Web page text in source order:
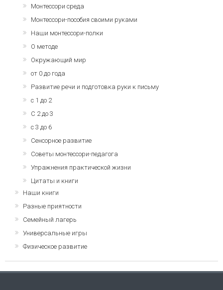
Монтессори среда
Монтессори-пособия своими руками
Наши монтессори-полки
О методе
Окружающий мир
от 0 до года
Развитие речи и подготовка руки к письму
с 1 до 2
С 2 до 3
с 3 до 6
Сенсорное развитие
Советы монтессори-педагога
Упражнения практической жизни
Цитаты и книги
Наши книги
Разные приятности
Семейный лагерь
Универсальные игры
Физическое развитие